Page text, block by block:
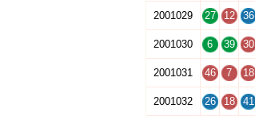
2001029 27 12 36
2001030 6 39 30
2001031 46 7 18
2001032 26 18 41